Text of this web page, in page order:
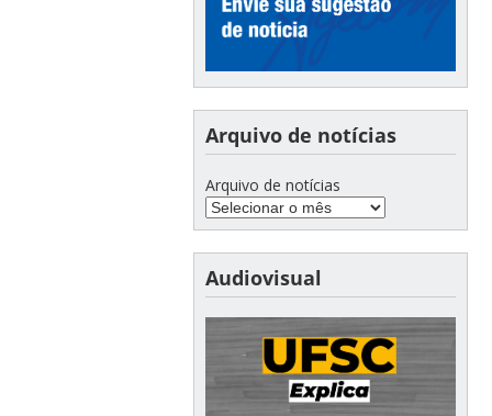
Arquivo de notícias
Arquivo de notícias
Audiovisual